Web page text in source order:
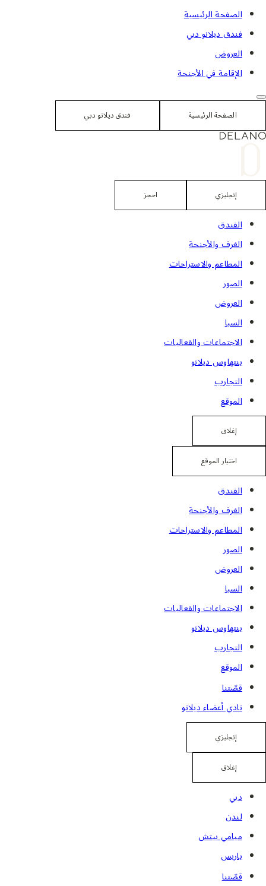
الانتقال
المحتوى
الصفحة الرئيسية
فندق ديلانو دبي
العروض
الإقامة في الأجنحة
الصفحة الرئيسية فندق ديلانو دبي
إنجليزي احجز
الفندق
الغرف والأجنحة
المطاعم والاستراحات
الصور
العروض
السبا
الاجتماعات والفعاليات
بنتهاوس ديلانو
التجارب
الموقع
إغلاق
اختيار الموقع
الفندق
الغرف والأجنحة
المطاعم والاستراحات
الصور
العروض
السبا
الاجتماعات والفعاليات
بنتهاوس ديلانو
التجارب
الموقع
قصّتنا
نادي أعضاء ديلانو
إنجليزي
إغلاق
دبي
لندن
ميامي بيتش
باريس
قصّتنا